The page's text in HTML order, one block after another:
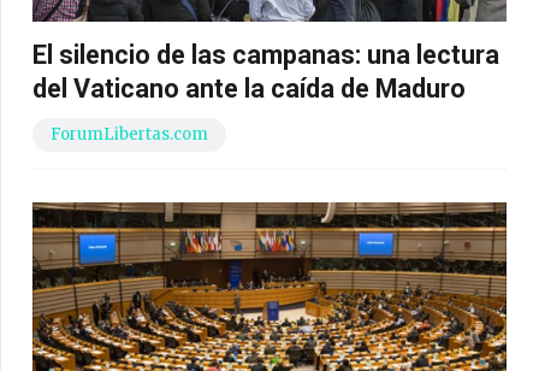
El silencio de las campanas: una lectura
del Vaticano ante la caída de Maduro
ForumLibertas.com